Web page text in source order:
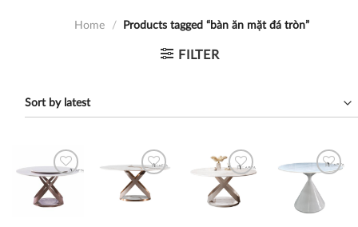
Home / Products tagged “bàn ăn mặt đá tròn”
FILTER
Thích Thích Thích Thích